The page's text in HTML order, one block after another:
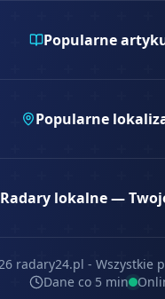
Popularne
Popularne
Radary lokalne —
radary24.pl - Wszystkie
Dane co 5 min